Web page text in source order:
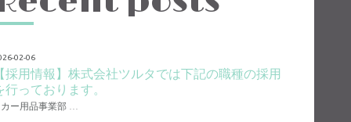
02-06
採用情報】株式会社ツルタでは下記の職種の採用
行っております。
ー用品事業部 …